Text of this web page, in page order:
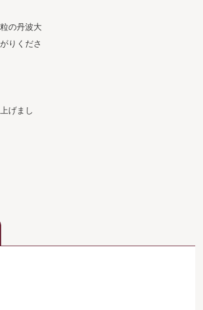
の丹波大
りくださ
げまし